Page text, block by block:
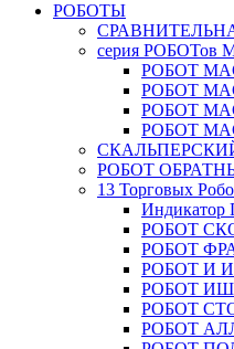
РОБОТЫ
серия РОБОТов
РОБОТ
РОБОТ
РОБОТ
РОБОТ
РОБОТ
13 Торговых
Индикатор
РОБОТ
РОБОТ
РОБОТ И
РОБОТ
РОБОТ
РОБОТ